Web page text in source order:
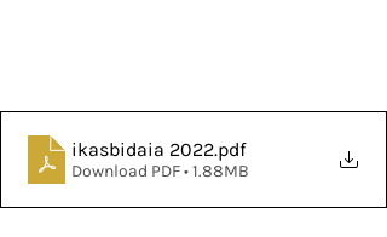
ikasbidaia 2022.pdf
Download PDF • 1.88MB